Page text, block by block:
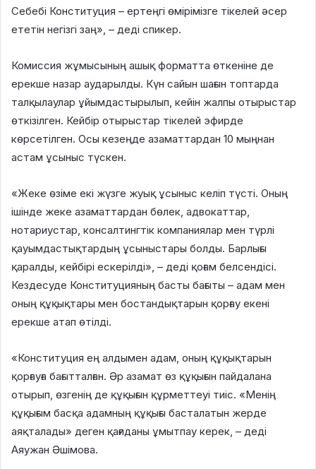
Себебі Конституция – ертеңгі өмірімізге тікелей әсер
ететін негізгі заң», – деді спикер.
Комиссия жұмысының ашық форматта өткеніне де
ерекше назар аударылды. Күн сайын шағын топтарда
талқылаулар ұйымдастырылып, кейін жалпы отырыстар
өткізілген. Кейбір отырыстар тікелей эфирде
көрсетілген. Осы кезеңде азаматтардан 10 мыңнан
астам ұсыныс түскен.
«Жеке өзіме екі жүзге жуық ұсыныс келіп түсті. Оның
ішінде жеке азаматтардан бөлек, адвокаттар,
нотариустар, консалтингтік компаниялар мен түрлі
қауымдастықтардың ұсыныстары болды. Барлығы
қаралды, кейбірі ескерілді», – деді қоғам белсендісі.
Кездесуде Конституцияның басты бағыты – адам мен
оның құқықтары мен бостандықтарын қорғау екені
ерекше атап өтілді.
«Конституция ең алдымен адам, оның құқықтарын
қорғауға бағытталған. Әр азамат өз құқығын пайдалана
отырып, өзгенің де құқығын құрметтеуі тиіс. «Менің
құқығым басқа адамның құқығы басталатын жерде
аяқталады» деген қағиданы ұмытпау керек, – деді
Аяужан Әшімова.